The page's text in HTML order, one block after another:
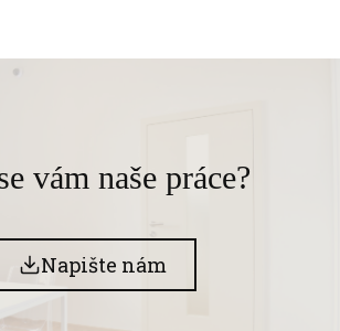
vám naše práce?
Napište nám